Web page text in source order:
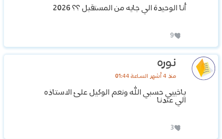
أنا الوحيدة الي جايه من المستقبل ؟؟ 2026
9
نوره
منذ 4 أشهر الساعة 01:44
ياخييي حسبي الله ونعم الوكيل علئ الاستاذه
الي عندنا
3